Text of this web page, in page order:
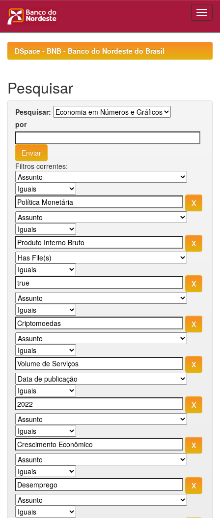
navigationDSpace - BNB - Banco do Nordeste do Brasil
Pesquisar
Pesquisar:
por
Filtros correntes: